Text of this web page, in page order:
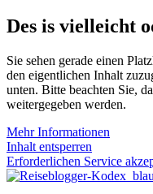
Des is vielleicht
Sie sehen gerade einen
den eigentlichen Inhalt
unten. Bitte beachten Sie,
weitergegeben werden.
Mehr Informationen
Inhalt entsperren
Erforderlichen Service